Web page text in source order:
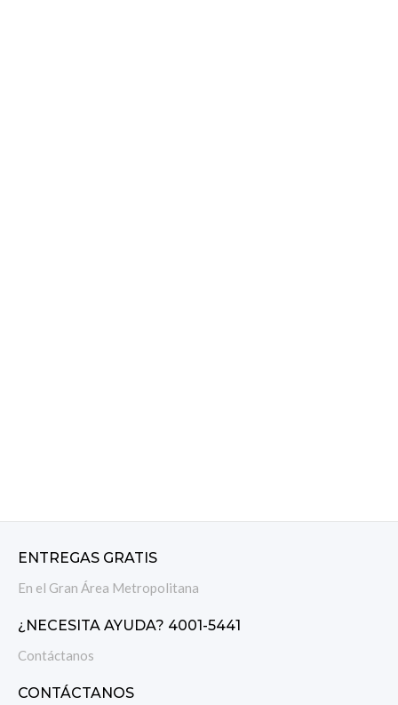
ENTREGAS GRATIS
En el Gran Área Metropolitana
¿NECESITA AYUDA? 4001-5441
Contáctanos
CONTÁCTANOS